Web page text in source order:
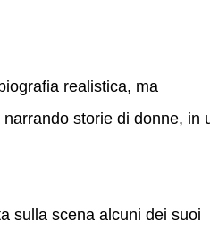
realistica, ma
storie di donne, in
sulla scena alcuni dei suoi